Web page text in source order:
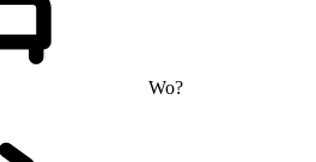
Wo?